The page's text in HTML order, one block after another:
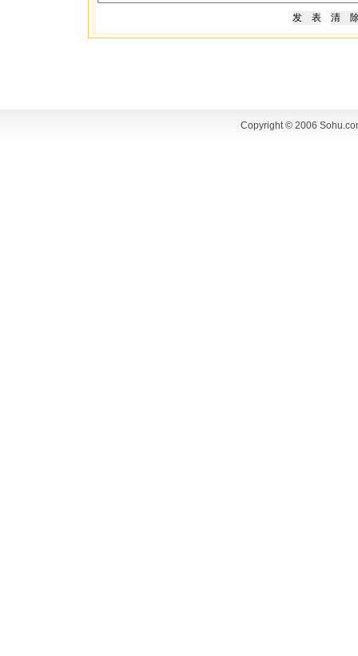
Copyright © 2006